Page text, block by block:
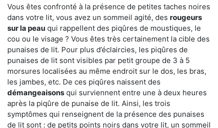
Vous êtes confronté à la présence de petites taches noires
dans votre lit, vous avez un sommeil agité, des rougeurs
sur la peau qui rappellent des piqûres de moustiques, le
cou ou le visage ? Vous êtes très certainement la cible des
punaises de lit. Pour plus d’éclaircies, les piqûres de
punaises de lit sont visibles par petit groupe de 3 à 5
morsures localisées au même endroit sur le dos, les bras,
les jambes, etc. De ces piqûres naissent des
démangeaisons qui surviennent entre une à deux heures
après la piqûre de punaise de lit. Ainsi, les trois
symptômes qui renseignent de la présence des punaises
de lit sont : de petits points noirs dans votre lit, un sommeil